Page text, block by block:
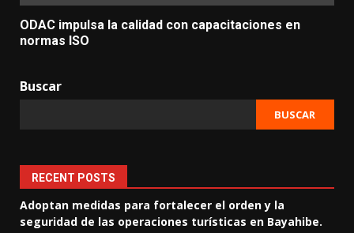
ODAC impulsa la calidad con capacitaciones en
normas ISO
Buscar
BUSCAR
RECENT POSTS
Adoptan medidas para fortalecer el orden y la
seguridad de las operaciones turísticas en Bayahibe.